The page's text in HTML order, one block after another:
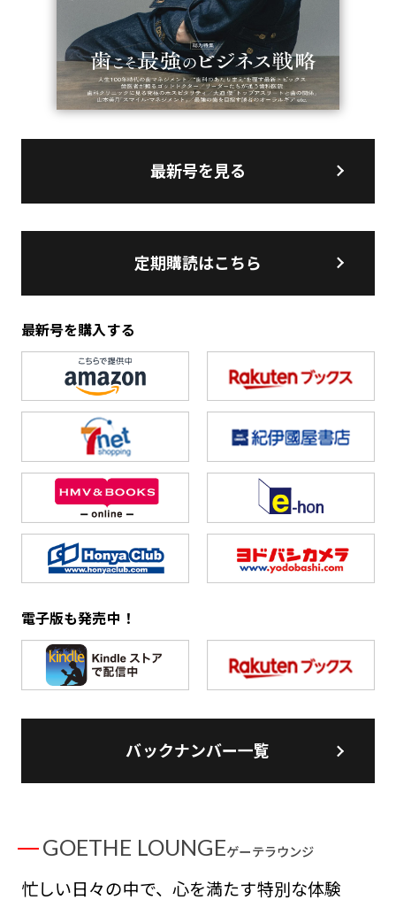
最新号を見る
定期購読はこちら
最新号を購入する
電子版も発売中！
バックナンバー一覧
GOETHE LOUNGEゲーテラウンジ
忙しい日々の中で、心を満たす特別な体験